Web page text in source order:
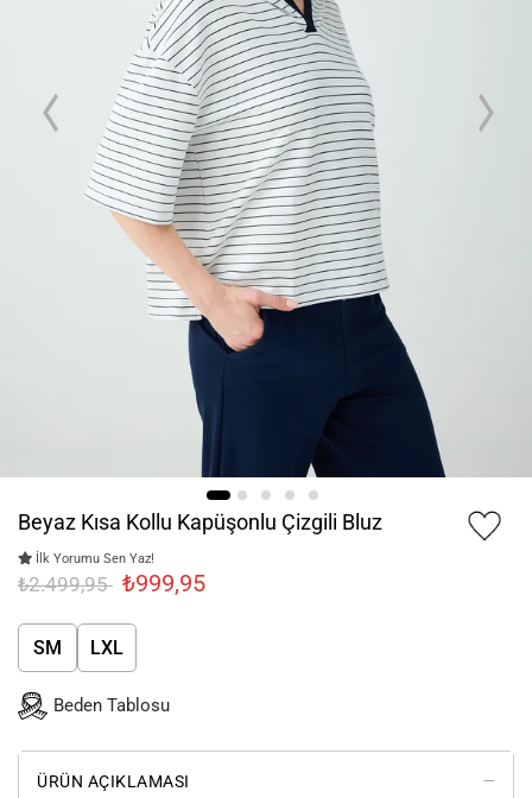
Beyaz Kısa Kollu Kapüşonlu Çizgili Bluz
İlk Yorumu Sen Yaz!
₺2.499,95 ₺999,95
SM LXL
Beden Tablosu
ÜRÜN AÇIKLAMASI